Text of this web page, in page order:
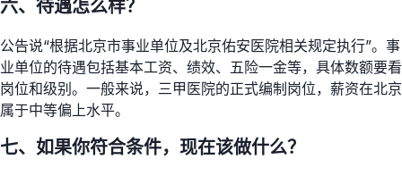
六、待遇怎么样？
公告说“根据北京市事业单位及北京佑安医院相关规定执行”。事
业单位的待遇包括基本工资、绩效、五险一金等，具体数额要看
岗位和级别。一般来说，三甲医院的正式编制岗位，薪资在北京
属于中等偏上水平。
七、如果你符合条件，现在该做什么？